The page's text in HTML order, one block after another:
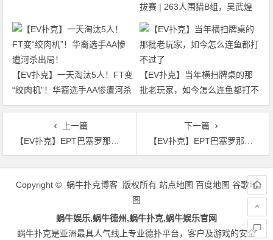
拔赛 | 263人围猎B组，吴武煌
54.4万领跑，主赛第一轮晋级版
【EV扑克】一天淘汰5人！FT变
“绞肉机”！华裔选手AA惨遭河杀
出局！
【EV扑克】当年横扫牌桌的那
批老玩家，如今怎么连鱼都打不
过了
上一篇
【EV扑克】EPT巴塞罗那：首届EPT主赛冠军Alexander Stevic亮相
下一篇
【EV扑克】EPT巴塞罗那：丁彪闯入€100,000超豪赛Day2 蒲蔚然、孙云升挺进€2,200豪客赛Day2
文
Copyright © 蜗牛扑克博客 版权所有 站点地图 百度地图 谷歌地
图
蜗牛娱乐,蜗牛德州,蜗牛扑克,蜗牛娱乐官网
蜗牛扑克是亚洲最具人气线上专业德扑平台，客户及游戏的安全